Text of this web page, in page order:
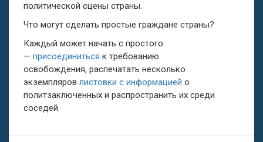
политической сцены страны.
Что могут сделать простые граждане страны?
Каждый может начать с простого
— присоединиться к требованию
освобождения, распечатать несколько
экземпляров листовки с информацией о
политзаключенных и распространить их среди
соседей.